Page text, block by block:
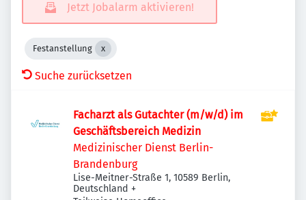
Jetzt Jobalarm aktivieren!
Festanstellung
Suche zurücksetzen
Facharzt als Gutachter (m/w/d) im
Geschäftsbereich Medizin
Medizinischer Dienst Berlin-
Brandenburg
Lise-Meitner-Straße 1, 10589 Berlin,
Deutschland +